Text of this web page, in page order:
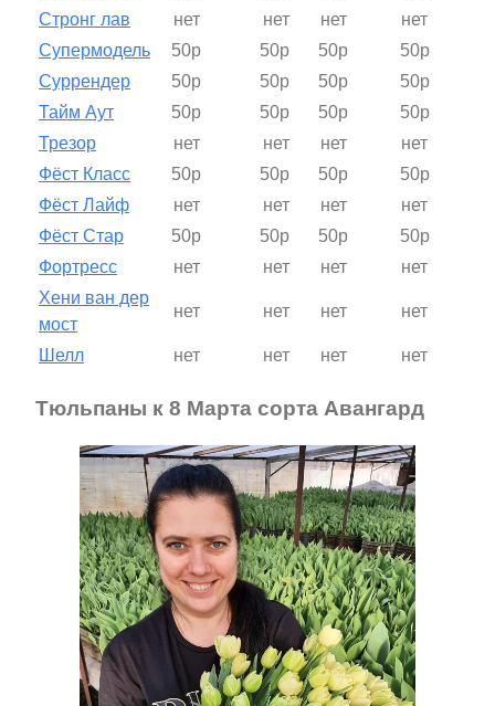
Стронг лав
нет нет нет
нет
Супермодель
50р 50р 50р
50р
Суррендер
50р 50р 50р
50р
Тайм Аут
50р 50р 50р
50р
Трезор
нет нет нет
нет
Фёст Класс
50р 50р 50р
50р
Фёст Лайф
нет нет нет
нет
Фёст Стар
50р 50р 50р
50р
Фортресс
нет нет нет
нет
Хени ван дер
мост
нет нет нет нет
Шелл нет нет нет нет
Тюльпаны к 8 Марта сорта Авангард